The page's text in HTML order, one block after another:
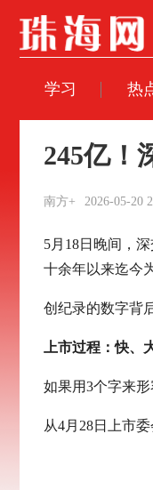
学习 热
245亿！
南方+ 2026-05-20
5月18日晚间，
十余年以来迄今
创纪录的数字背
上市过程：快、
如果用3个字来
从4月28日上市